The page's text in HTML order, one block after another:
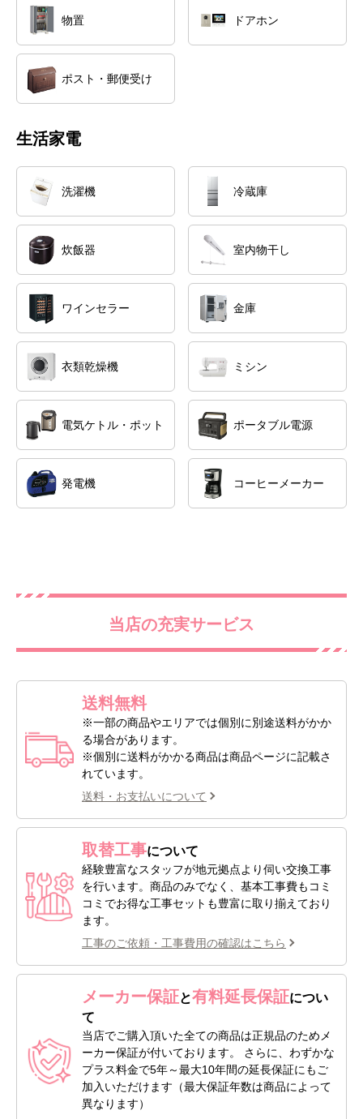
物置 ドアホン
ポスト・郵便受け
生活家電
洗濯機 冷蔵庫
炊飯器 室内物干し
ワインセラー 金庫
衣類乾燥機 ミシン
電気ケトル・ポット ポータブル電源
発電機 コーヒーメーカー
当店の充実サービス
送料無料
※一部の商品やエリアでは個別に別途送料がかか
る場合があります。
※個別に送料がかかる商品は商品ページに記載さ
れています。
送料・お支払いについて
取替工事について
経験豊富なスタッフが地元拠点より伺い交換工事
を行います。商品のみでなく、基本工事費もコミ
コミでお得な工事セットも豊富に取り揃えており
ます。
工事のご依頼・工事費用の確認はこちら
メーカー保証と有料延長保証につい
て
当店でご購入頂いた全ての商品は正規品のためメ
ーカー保証が付いております。 さらに、わずかな
プラス料金で5年～最大10年間の延長保証にもご
加入いただけます（最大保証年数は商品によって
異なります）